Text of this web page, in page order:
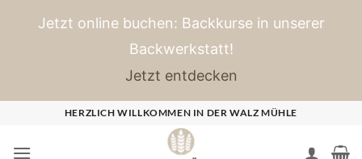
Jetzt online buchen: Backkurse in unserer
Backwerkstatt!
Jetzt entdecken
springen
HERZLICH WILLKOMMEN IN DER WALZ MÜHLE